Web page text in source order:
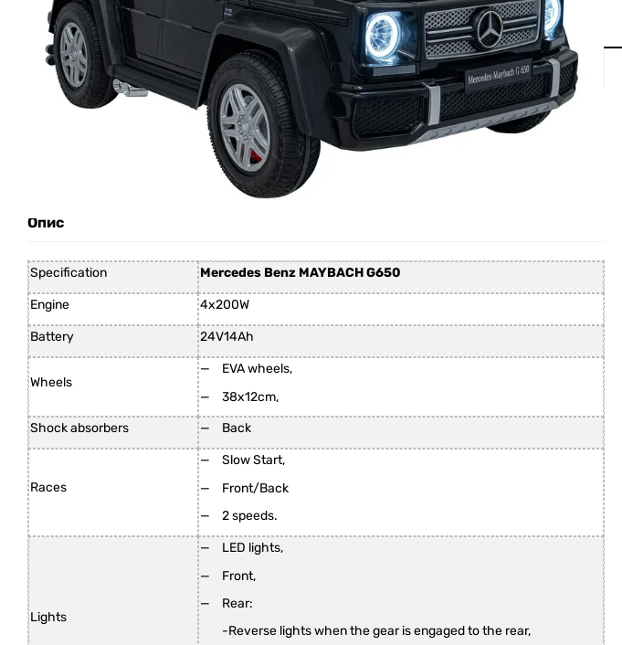
Опис
Specification Mercedes Benz MAYBACH G650
Engine 4x200W
Battery 24V14Ah
Wheels
EVA wheels,
38x12cm,
Shock absorbers Back
Races
Slow Start,
Front/Back
2 speeds.
Lights
LED lights,
Front,
Rear:
-Reverse lights when the gear is engaged to the rear,